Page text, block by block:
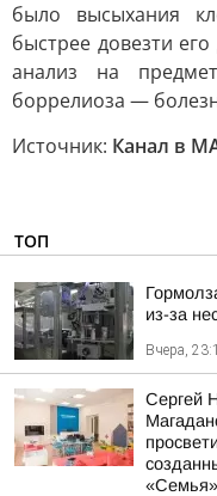
было высыхания
быстрее довезти
анализ на
боррелиоза —
Источник: Канал в
ТОП
из-за
Вчера,
Сергей
«Семья»